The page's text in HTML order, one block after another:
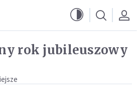
rok jubileuszowy